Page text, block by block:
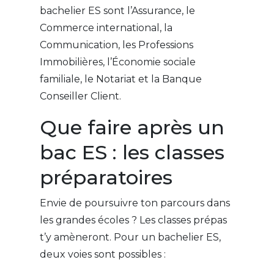
bachelier ES sont l’Assurance, le
Commerce international, la
Communication, les Professions
Immobilières, l’Économie sociale
familiale, le Notariat et la Banque
Conseiller Client.
Que faire après un
bac ES : les classes
préparatoires
Envie de poursuivre ton parcours dans
les grandes écoles ? Les classes prépas
t’y amèneront. Pour un bachelier ES,
deux voies sont possibles :